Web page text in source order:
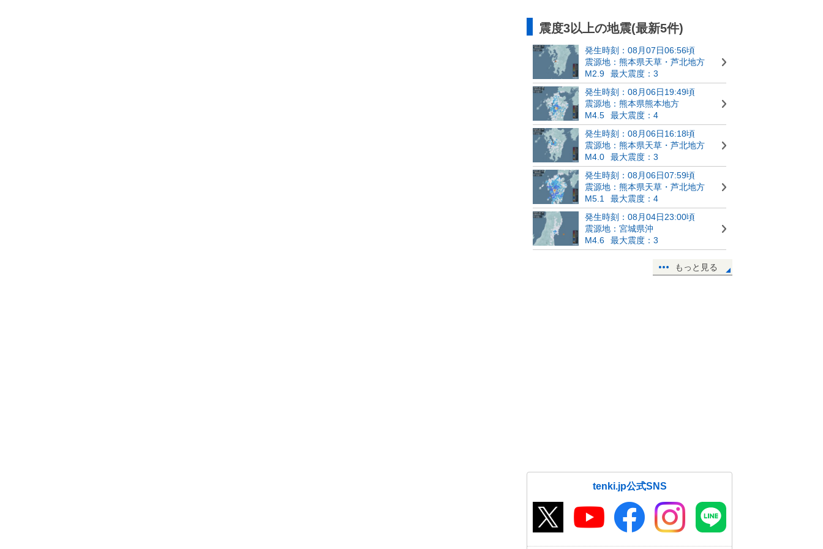
震度3以上の地震(最新5件)
発生時刻：08月07日06:56頃
震源地：熊本県天草・芦北地方
M2.9
最大震度：3
発生時刻：08月06日19:49頃
震源地：熊本県熊本地方
M4.5
最大震度：4
発生時刻：08月06日16:18頃
震源地：熊本県天草・芦北地方
M4.0
最大震度：3
発生時刻：08月06日07:59頃
震源地：熊本県天草・芦北地方
M5.1
最大震度：4
発生時刻：08月04日23:00頃
震源地：宮城県沖
M4.6
最大震度：3
もっと見る
tenki.jp公式SNS